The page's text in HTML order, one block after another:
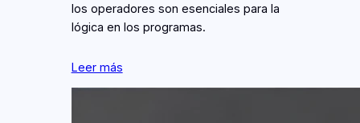
los operadores son esenciales para la
lógica en los programas.
Leer más